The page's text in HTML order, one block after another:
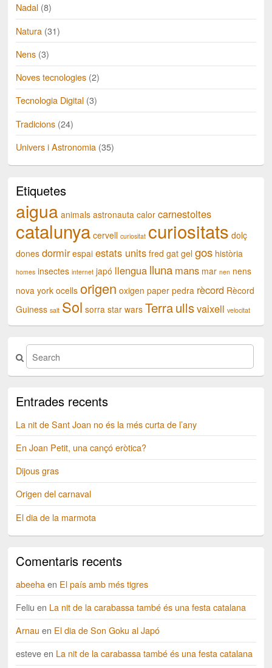
Nadal (8)
Natura (31)
Nens (3)
Noves tecnologies (2)
Tecnologia Digital (3)
Tradicions (24)
Univers i Astronomia (35)
Etiquetes
aigua animals astronauta calor carnestoltes
catalunya cervell curiositat curiositats dolç
dones dormir espai estats units fred gat gel gos història
homes insectes internet japó llengua lluna mans mar nen nens
nova york ocells origen oxigen paper pedra rècord Rècord
Guiness salt Sol sorra star wars Terraullsvaixell velocitat
Entrades recents
La nit de Sant Joan no és la més curta de l’any
En Joan Petit, una cançó eròtica?
Dijous gras
Origen del carnaval
El dia de la marmota
Comentaris recents
abeehaen El país amb més tigres
Feliu en La nit de la carabassa també és una festa catalana
Arnau en El dia de Son Goku al Japó
esteveen La nit de la carabassa també és una festa catalana